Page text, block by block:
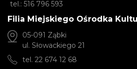
tel.: 516 796 593
Filia Miejskiego Ośrodka
05-091 Ząbki
ul. Słowackiego 21
tel. 22 674 12 68